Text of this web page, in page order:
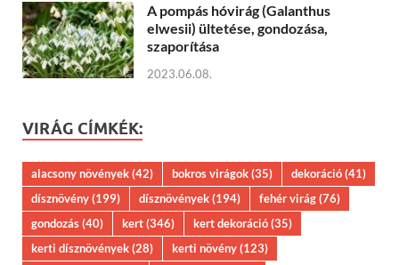
A pompás hóvirág (Galanthus
elwesii) ültetése, gondozása,
szaporítása
2023.06.08.
VIRÁG CÍMKÉK:
alacsony növények(42) bokros virágok(35) dekoráció(41)
dísznövény(199) dísznövények(194) fehér virág(76)
gondozás(40) kert(346) kert dekoráció(35)
kerti dísznövények(28) kerti növény(123)